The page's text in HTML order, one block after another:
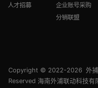
人才招募
企业账号采购
分销联盟
Copyright © 2022-2026 外
Reserved 海南外浦联动科技有